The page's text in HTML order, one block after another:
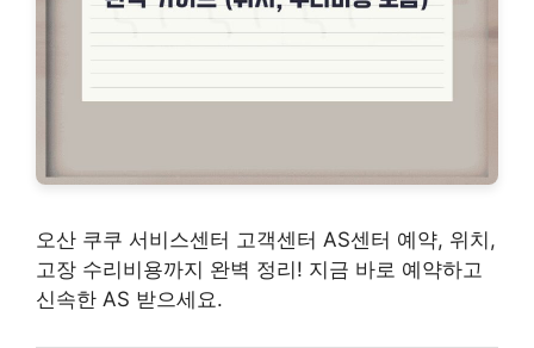
오산 쿠쿠 서비스센터 고객센터 AS센터 예약, 위치,
고장 수리비용까지 완벽 정리! 지금 바로 예약하고
신속한 AS 받으세요.